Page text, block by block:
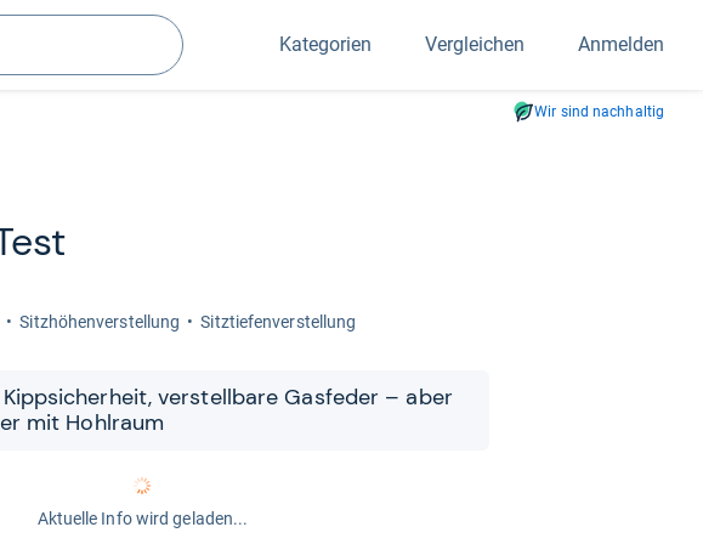
Suchen
Kategorien Vergleichen Anmelden
Wir sind nachhaltig
Sitz­hö­hen­ver­stel­lung Sitz­tie­fen­ver­stel­lung
ver­stell­bare Gas­fe­der – aber
mit Hohl­raum
Aktuelle Info wird geladen...